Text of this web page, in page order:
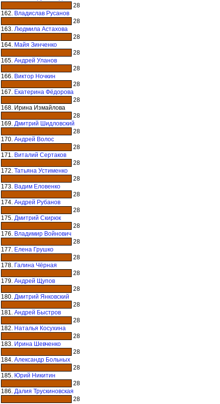
28
162. Владислав Русанов
28
163. Людмила Астахова
28
164. Майя Зинченко
28
165. Андрей Уланов
28
166. Виктор Ночкин
28
167. Екатерина Фёдорова
28
168. Ирина Измайлова
28
169. Дмитрий Шидловский
28
170. Андрей Волос
28
171. Виталий Сертаков
28
172. Татьяна Устименко
28
173. Вадим Еловенко
28
174. Андрей Рубанов
28
175. Дмитрий Скирюк
28
176. Владимир Войнович
28
177. Елена Грушко
28
178. Галина Чёрная
28
179. Андрей Щупов
28
180. Дмитрий Янковский
28
181. Андрей Быстров
28
182. Наталья Косухина
28
183. Ирина Шевченко
28
184. Александр Больных
28
185. Юрий Никитин
28
186. Далия Трускиновская
28